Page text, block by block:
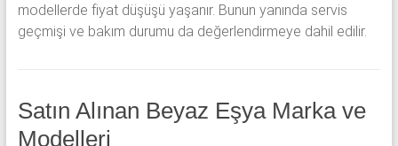
modellerde fiyat düşüşü yaşanır. Bunun yanında servis
geçmişi ve bakım durumu da değerlendirmeye dahil edilir.
Satın Alınan Beyaz Eşya Marka ve
Modelleri